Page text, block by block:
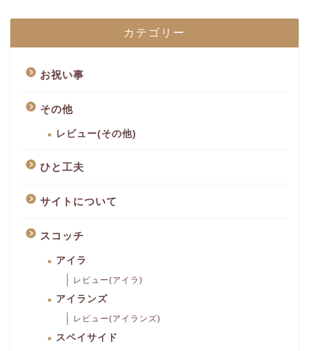
カテゴリー
お祝い事
その他
レビュー(その他)
ひと工夫
サイトについて
スコッチ
アイラ
レビュー(アイラ)
アイランズ
レビュー(アイランズ)
スペイサイド